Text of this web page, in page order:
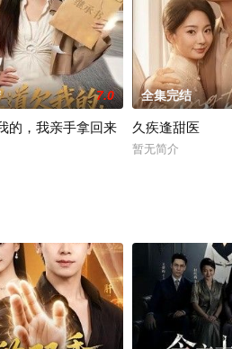
7.0
的，我亲手拿回来
全集完结
久疾逢甜医
暂无简介